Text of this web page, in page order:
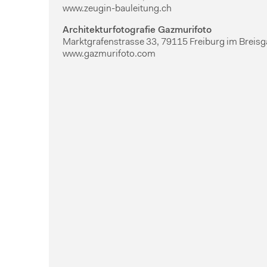
www.zeugin-bauleitung.ch
Architekturfotografie Gazmurifoto
Marktgrafenstrasse 33, 79115 Freiburg im
www.gazmurifoto.com